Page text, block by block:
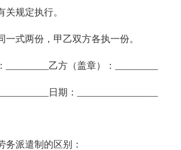
关规定执行。
一式两份，甲乙双方各执一份。
乙方（盖章）：_________
日期：_________________
务派遣制的区别：